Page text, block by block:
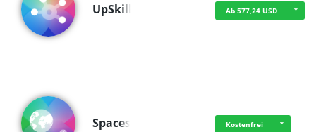
UpSkill Ab 577,24 USD
Spaces Kostenfrei